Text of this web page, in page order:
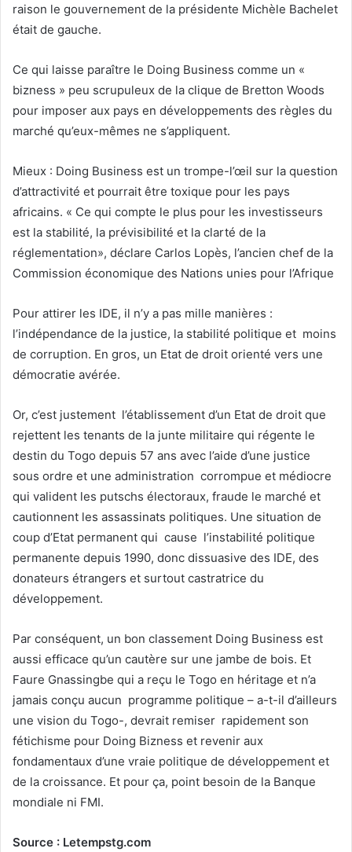
raison le gouvernement de la présidente Michèle Bachelet
était de gauche.
Ce qui laisse paraître le Doing Business comme un «
bizness » peu scrupuleux de la clique de Bretton Woods
pour imposer aux pays en développements des règles du
marché qu’eux-mêmes ne s’appliquent.
Mieux : Doing Business est un trompe-l’œil sur la question
d’attractivité et pourrait être toxique pour les pays
africains. « Ce qui compte le plus pour les investisseurs
est la stabilité, la prévisibilité et la clarté de la
réglementation», déclare Carlos Lopès, l’ancien chef de la
Commission économique des Nations unies pour l’Afrique
Pour attirer les IDE, il n’y a pas mille manières :
l’indépendance de la justice, la stabilité politique et moins
de corruption. En gros, un Etat de droit orienté vers une
démocratie avérée.
Or, c’est justement l’établissement d’un Etat de droit que
rejettent les tenants de la junte militaire qui régente le
destin du Togo depuis 57 ans avec l’aide d’une justice
sous ordre et une administration corrompue et médiocre
qui valident les putschs électoraux, fraude le marché et
cautionnent les assassinats politiques. Une situation de
coup d’Etat permanent qui cause l’instabilité politique
permanente depuis 1990, donc dissuasive des IDE, des
donateurs étrangers et surtout castratrice du
développement.
Par conséquent, un bon classement Doing Business est
aussi efficace qu’un cautère sur une jambe de bois. Et
Faure Gnassingbe qui a reçu le Togo en héritage et n’a
jamais conçu aucun programme politique – a-t-il d’ailleurs
une vision du Togo-, devrait remiser rapidement son
fétichisme pour Doing Bizness et revenir aux
fondamentaux d’une vraie politique de développement et
de la croissance. Et pour ça, point besoin de la Banque
mondiale ni FMI.
Source : Letempstg.com